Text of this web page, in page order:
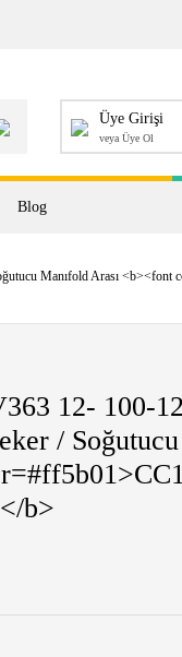
Üye Girişi
veya Üye Ol
Blog
Manıfold Arası
12- 100-
/
b>